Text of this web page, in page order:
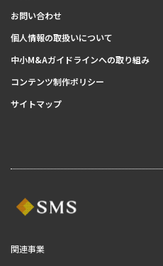
お問い合わせ
個人情報の取扱いについて
中小M&Aガイドラインへの取り組み
コンテンツ制作ポリシー
サイトマップ
関連事業